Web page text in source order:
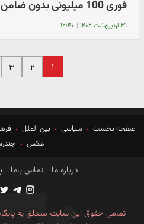
فوری 100 میلیونی بدون ضامن ظرف 48 ساعت
۳۱ اردیبهشت ۱۴۰۲ | ۱۲:۴۰
۱ ۲ ۳
صفحه نخست سیاسی بین الملل
عکس
درباره ما تماس باما
تمامی حقوق این سایت متعلق به